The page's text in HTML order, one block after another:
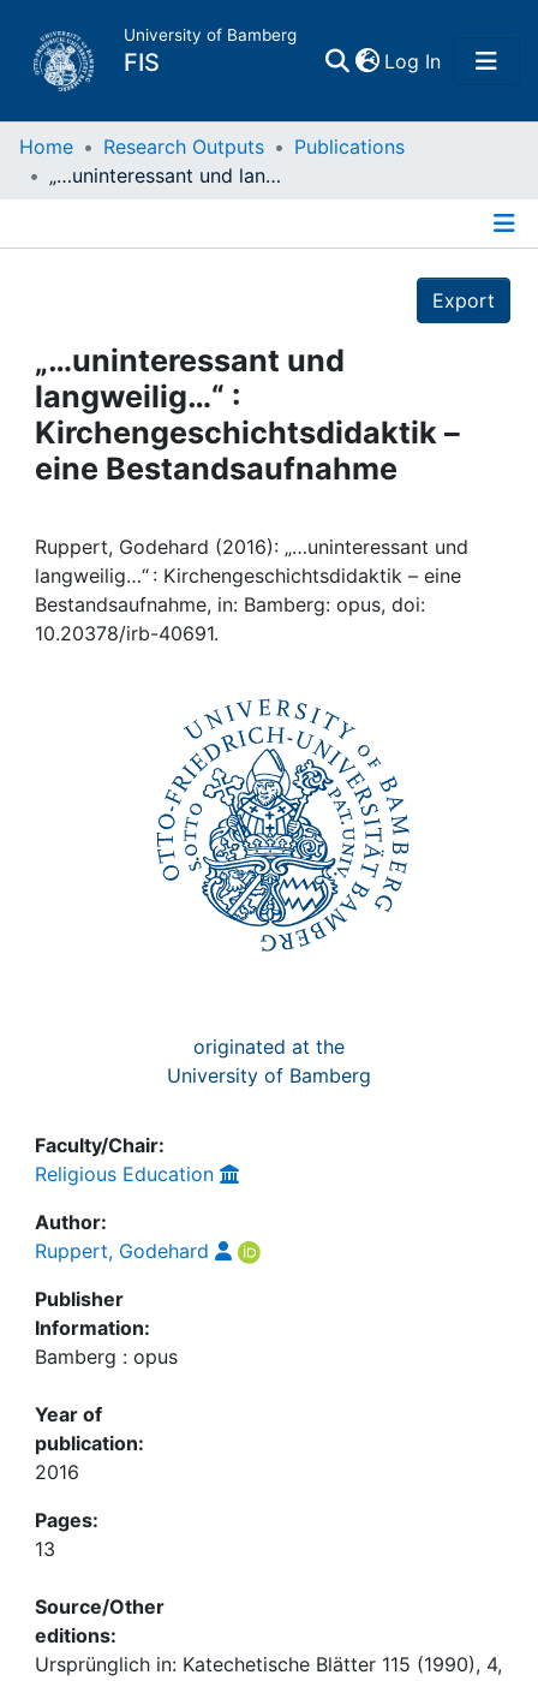
University of Bamberg
FIS Log In(current)
Home
Projects
People
Institutions
Awards
My FIS
Home Research Outputs
Publications
„…uninteressant und langweilig…“ : Kirchengeschichtsdidaktik – eine Bestandsaufnahme
Export
„…uninteressant und
langweilig…“ :
Kirchengeschichtsdidaktik –
eine Bestandsaufnahme
Ruppert, Godehard (2016): „…uninteressant und
langweilig…“ : Kirchengeschichtsdidaktik – eine
Bestandsaufnahme, in: Bamberg: opus, doi:
10.20378/irb-40691.
originated at the
University of Bamberg
Faculty/Chair:
Religious Education
Author:
Ruppert, Godehard
Publisher
Information:
Bamberg : opus
Year of
publication:
2016
Pages:
13
Source/Other
editions:
Ursprünglich in: Katechetische Blätter 115 (1990), 4,